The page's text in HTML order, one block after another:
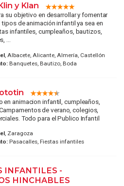
y Klan
su objetivo en desarrollar y fomentar
de animación infantil ya sea en
infantiles, cumpleaños, bautizos,
...
, Albacete, Alicante, Almería, Castellón
Banquetes, Bautizo, Boda
en animacion infantil, cumpleaños,
de verano, colegios,
Todo para el Publico Infantil
, Zaragoza
Pasacalles, Fiestas infantiles
INFANTILES -
HINCHABLES